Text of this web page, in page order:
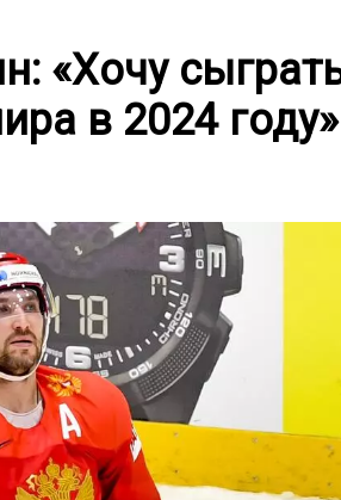
«Хочу
в 2024 году»